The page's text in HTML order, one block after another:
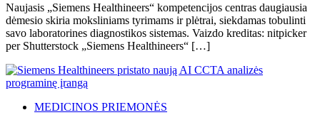
Naujasis „Siemens Healthineers“ kompetencijos centras daugiausia
dėmesio skiria moksliniams tyrimams ir plėtrai, siekdamas tobulinti
savo laboratorines diagnostikos sistemas. Vaizdo kreditas: nitpicker
per Shutterstock „Siemens Healthineers“ […]
MEDICINOS PRIEMONĖS